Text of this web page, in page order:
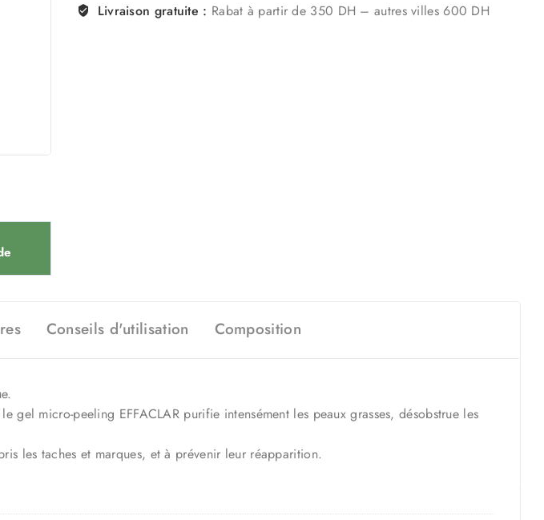
Livraison gratuite : Rabat à partir de 350 DH – autres villes 600 DH
Conseils d'utilisation Composition
micro-peeling EFFACLAR purifie intensément les peaux grasses, désobstrue les
les taches et marques, et à prévenir leur réapparition.